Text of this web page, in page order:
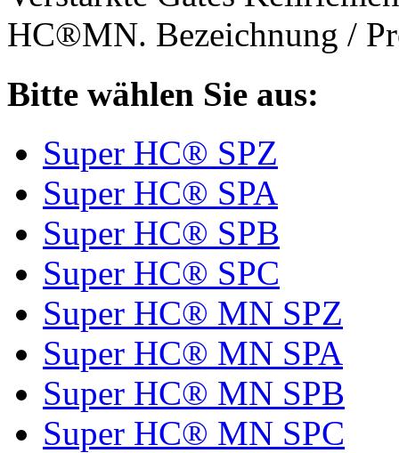
HC®MN. Bezeichnung /
Bitte wählen Sie aus:
Super HC® SPZ
Super HC® SPA
Super HC® SPB
Super HC® SPC
Super HC® MN SPZ
Super HC® MN SPA
Super HC® MN SPB
Super HC® MN SPC